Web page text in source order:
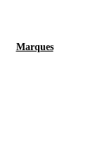
Marques